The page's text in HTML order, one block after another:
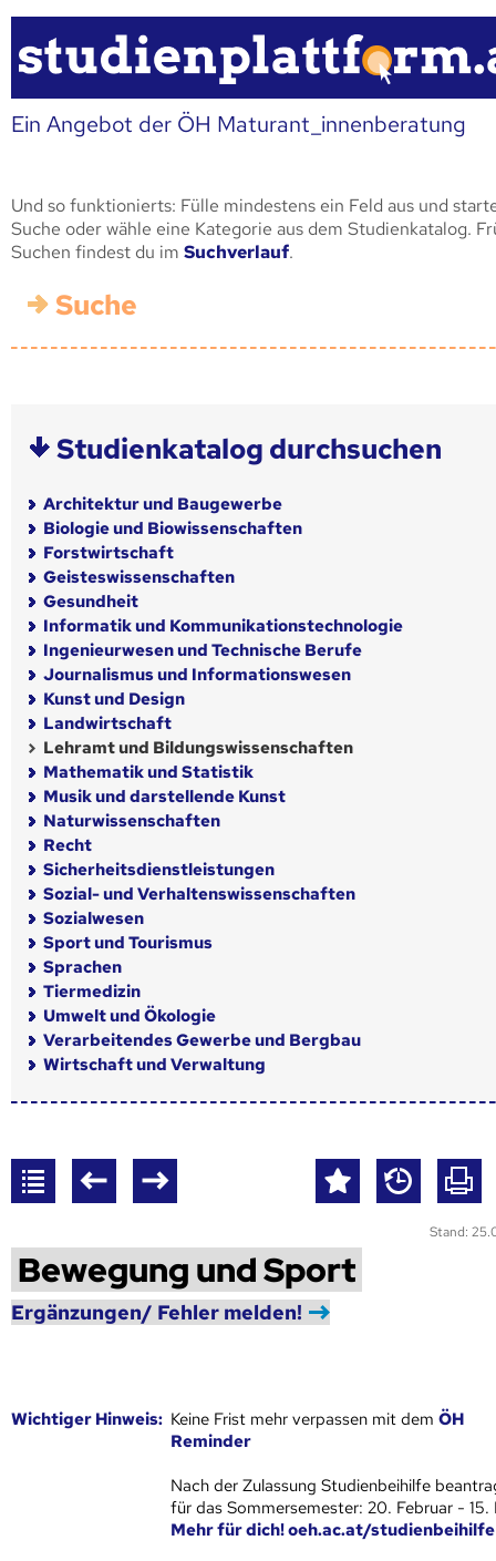
Ein Angebot der ÖH Maturant_innenberatung
Und so funktionierts: Fülle mindestens ein Feld aus und
Suche oder wähle eine Kategorie aus dem Studienkatalog.
Suchen findest du im Suchverlauf.
Suche
Studienkatalog durchsuchen
Architektur und Baugewerbe
Biologie und Biowissenschaften
Forstwirtschaft
Geisteswissenschaften
Gesundheit
Informatik und Kommunikationstechnologie
Ingenieurwesen und Technische Berufe
Journalismus und Informationswesen
Kunst und Design
Landwirtschaft
Lehramt und Bildungswissenschaften
Mathematik und Statistik
Musik und darstellende Kunst
Naturwissenschaften
Recht
Sicherheitsdienstleistungen
Sozial- und Verhaltenswissenschaften
Sozialwesen
Sport und Tourismus
Sprachen
Tiermedizin
Umwelt und Ökologie
Verarbeitendes Gewerbe und Bergbau
Wirtschaft und Verwaltung
Stand:
Bewegung und Sport
Ergänzungen/ Fehler melden!
Wich­ti­ger Hin­weis: Keine Frist mehr verpassen mit demÖH
Reminder
Nach der Zulassung Studienbeihilfe
für das Sommersemester: 20. Februar - 15.
Mehr für dich! oeh.ac.at/studienbeihilfe